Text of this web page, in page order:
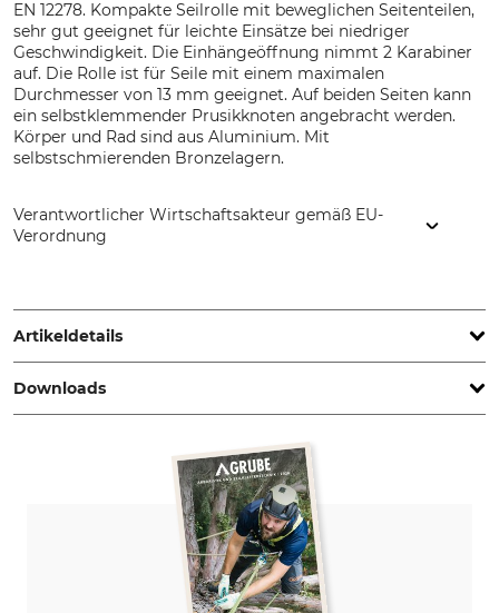
EN 12278. Kompakte Seilrolle mit beweglichen Seitenteilen,
sehr gut geeignet für leichte Einsätze bei niedriger
Geschwindigkeit. Die Einhängeöffnung nimmt 2 Karabiner
auf. Die Rolle ist für Seile mit einem maximalen
Durchmesser von 13 mm geeignet. Auf beiden Seiten kann
ein selbstklemmender Prusikknoten angebracht werden.
Körper und Rad sind aus Aluminium. Mit
selbstschmierenden Bronzelagern.
Verantwortlicher Wirtschaftsakteur gemäß EU-
Verordnung
www.camp.it
Artikeldetails
Norm
EN 12278
Camp
Modellbezeichnung
Tethys Pro
Max. Seildurchmesser
Lagertyp
Kugellager
Breite
Downloads
Konformitätserklärung | EU-DoC_56-179-02_31-05-2026_2155_DA.pdf